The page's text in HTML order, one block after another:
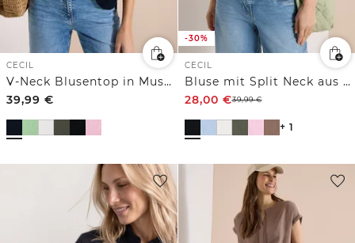
CECIL
V-Neck Blusentop in Musselin-Qualität
39,99 €
-30%
CECIL
Bluse mit Split Neck aus Musselinstoff
28,00 €39,99€
+ 1